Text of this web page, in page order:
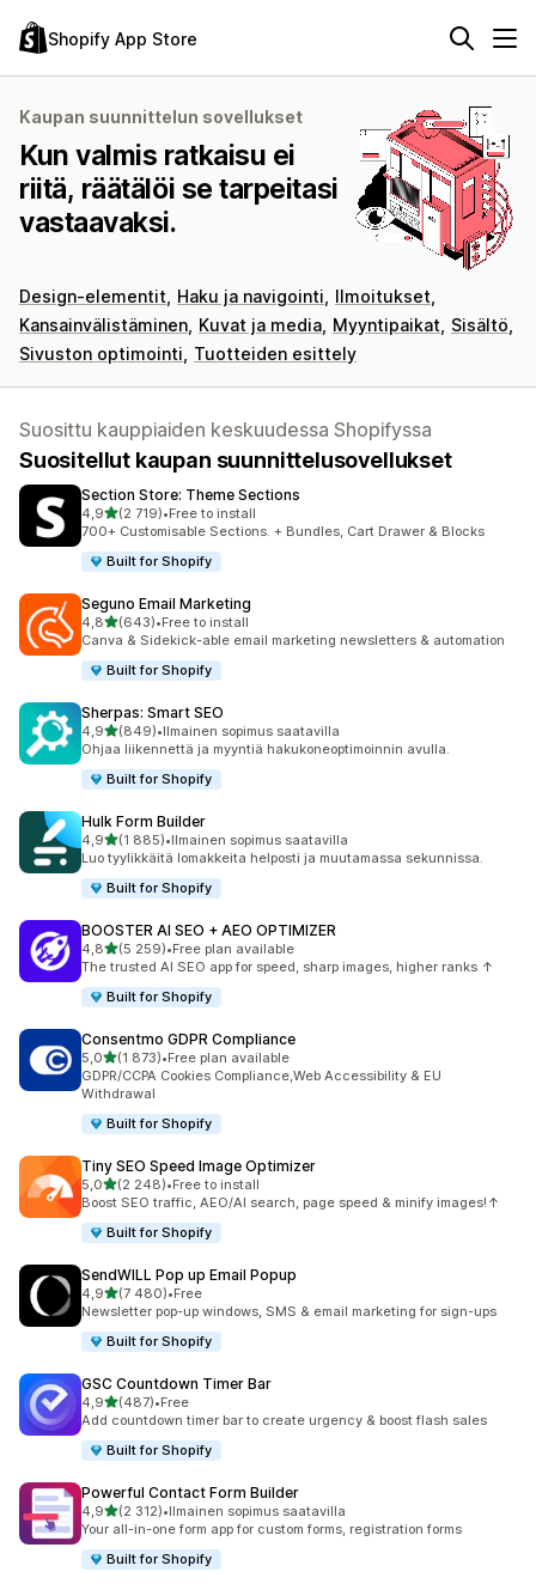
Shopify App Store
Kaupan suunnittelun sovellukset
Kun valmis ratkaisu ei
riitä, räätälöi se tarpeitasi
vastaavaksi.
Design-elementit Haku ja navigointi
Ilmoitukset
Kansainvälistäminen Kuvat ja media Myyntipaikat
Sisältö
Sivuston optimointi
Tuotteiden esittely
Suosittu kauppiaiden keskuudessa Shopifyssa
Suositellut kaupan suunnittelusovellukset
Section Store: Theme Sections
4,9/ 5 tähteä
(2 719)
2719 arvostelua yhteensä
•Free to install
700+ Customisable Sections. + Bundles, Cart Drawer & Blocks
Built for Shopify
Seguno Email Marketing
4,8/ 5 tähteä
(643)
643 arvostelua yhteensä
•Free to install
Canva & Sidekick-able email marketing newsletters & automation
Built for Shopify
Sherpas: Smart SEO
4,9/ 5 tähteä
(849)
849 arvostelua yhteensä
•Ilmainen sopimus saatavilla
Ohjaa liikennettä ja myyntiä hakukoneoptimoinnin avulla.
Built for Shopify
Hulk Form Builder
4,9/ 5 tähteä
(1 885)
1885 arvostelua yhteensä
•Ilmainen sopimus saatavilla
Luo tyylikkäitä lomakkeita helposti ja muutamassa sekunnissa.
Built for Shopify
BOOSTER AI SEO + AEO OPTIMIZER
4,8/ 5 tähteä
(5 259)
5259 arvostelua yhteensä
•Free plan available
The trusted AI SEO app for speed, sharp images, higher ranks ↑
Built for Shopify
Consentmo GDPR Compliance
5,0/ 5 tähteä
(1 873)
1873 arvostelua yhteensä
•Free plan available
GDPR/CCPA Cookies Compliance,Web Accessibility & EU
Withdrawal
Built for Shopify
Tiny SEO Speed Image Optimizer
5,0/ 5 tähteä
(2 248)
2248 arvostelua yhteensä
•Free to install
Boost SEO traffic, AEO/AI search, page speed & minify images!↑
Built for Shopify
SendWILL Pop up Email Popup
4,9/ 5 tähteä
(7 480)
7480 arvostelua yhteensä
•Free
Newsletter pop-up windows, SMS & email marketing for sign-ups
Built for Shopify
GSC Countdown Timer Bar
4,9/ 5 tähteä
(487)
487 arvostelua yhteensä
•Free
Add countdown timer bar to create urgency & boost flash sales
Built for Shopify
Powerful Contact Form Builder
4,9/ 5 tähteä
(2 312)
2312 arvostelua yhteensä
•Ilmainen sopimus saatavilla
Your all-in-one form app for custom forms, registration forms
Built for Shopify